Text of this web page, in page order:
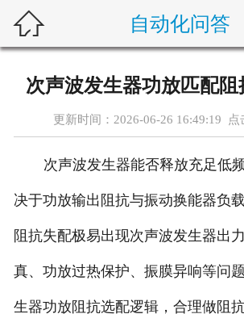
 自动化问答
次声波发生器功放匹配
更新时间：2026-06-26 16:49:19 点
次声波发生器能否释放充足低
决于功放输出阻抗与振动换能器负
阻抗失配极易出现次声波发生器出
真、功放过热保护、振膜异响等问
生器功放阻抗选配逻辑，合理做阻